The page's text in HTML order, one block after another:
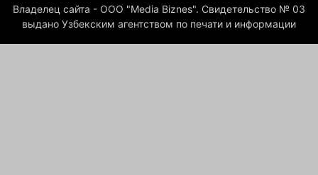
Владелец сайта - ООО "Media Biznes". Свидетельство № 03
выдано Узбекским агентством по печати и информации